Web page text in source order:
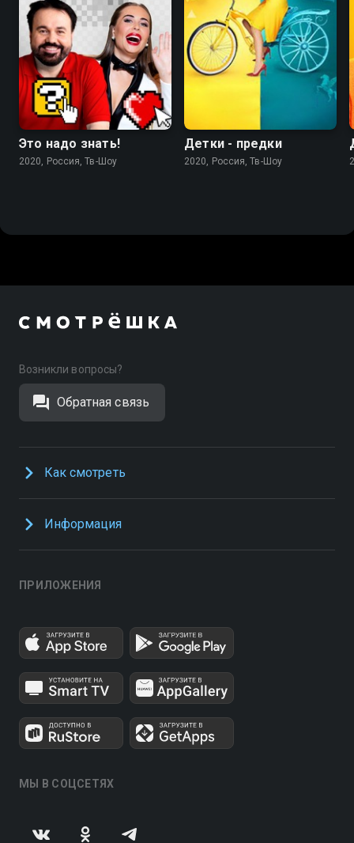
Это надо знать!
2020, Россия, Тв-Шоу
Детки - предки
2020, Россия, Тв-Шоу
Возникли вопросы?
Обратная связь
Как смотреть
Информация
ПРИЛОЖЕНИЯ
МЫ В СОЦСЕТЯХ